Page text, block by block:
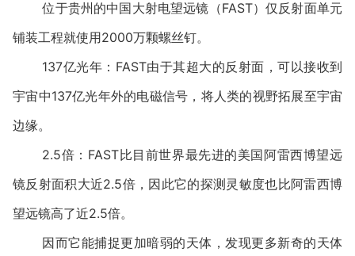
位于贵州的中国大射电望远镜（FAST）仅反射面单元
铺装工程就使用2000万颗螺丝钉。
137亿光年：FAST由于其超大的反射面，可以接收到
宇宙中137亿光年外的电磁信号，将人类的视野拓展至宇宙
边缘。
2.5倍：FAST比目前世界最先进的美国阿雷西博望远
镜反射面积大近2.5倍，因此它的探测灵敏度也比阿雷西博
望远镜高了近2.5倍。
因而它能捕捉更加暗弱的天体，发现更多新奇的天体